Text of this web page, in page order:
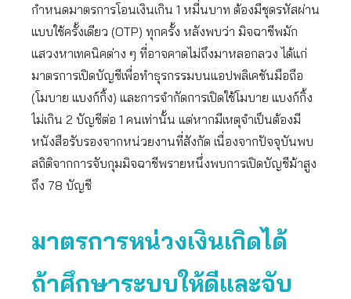
กำหนดมาตรการโอนเงินเกิน 1 หมื่นบาท ต้องมีชุดรหัสผ่าน
แบบใช้ครั้งเดียว (OTP) ทุกครั้ง หลังพบว่า มิจฉาชีพมัก
แสวงหาเทคนิคต่าง ๆ ที่อาจคาดไม่ถึงมาหลอกลวง ได้แก่
มาตรการเปิดบัญชีเพื่อทำธุรกรรมบนแอปพลิเคชันมือถือ
(โมบาย แบงก์กิ้ง) และการจำกัดการเปิดใช้โมบาย แบงก์กิ้ง
ไม่เกิน 2 บัญชีต่อ 1 คนเท่านั้น แต่หากมีเหตุจำเป็นต้องมี
หนังสือรับรองจากหน่วยงานที่สังกัด เนื่องจากปัจจุบันพบ
สถิติจากการจับกุมมิจฉาชีพรายหนึ่งพบการเปิดบัญชีม้าสูง
ถึง 78 บัญชี
มาตรการหน่วงเงินเกิดได้
ถ้าศึกษาระบบให้ดีและจับ